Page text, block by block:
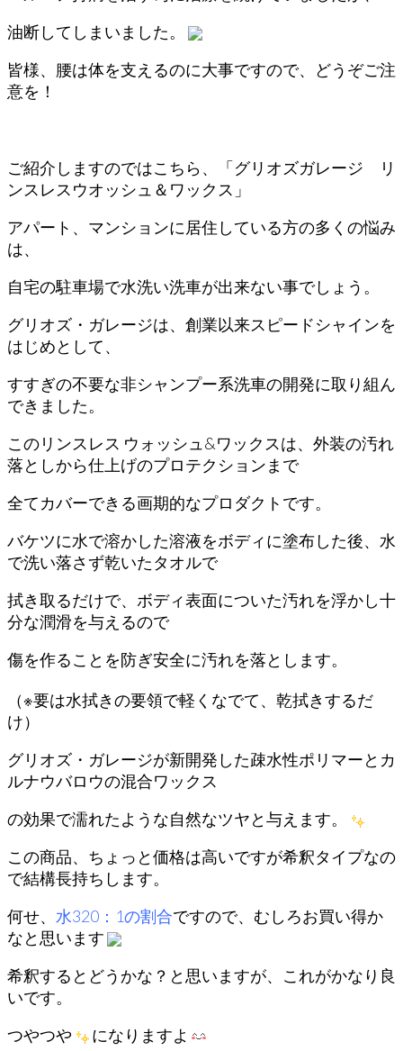
油断してしまいました。
皆様、腰は体を支えるのに大事ですので、どうぞご注
意を！
ご紹介しますのではこちら、「グリオズガレージ リ
ンスレスウオッシュ＆ワックス」
アパート、マンションに居住している方の多くの悩み
は、
自宅の駐車場で水洗い洗車が出来ない事でしょう。
グリオズ・ガレージは、創業以来スピードシャインを
はじめとして、
すすぎの不要な非シャンプー系洗車の開発に取り組ん
できました。
このリンスレス ウォッシュ&ワックスは、外装の汚れ
落としから仕上げのプロテクションまで
全てカバーできる画期的なプロダクトです。
バケツに水で溶かした溶液をボディに塗布した後、水
で洗い落さず乾いたタオルで
拭き取るだけで、ボディ表面についた汚れを浮かし十
分な潤滑を与えるので
傷を作ることを防ぎ安全に汚れを落とします。
（※要は水拭きの要領で軽くなでて、乾拭きするだ
け）
グリオズ・ガレージが新開発した疎水性ポリマーとカ
ルナウバロウの混合ワックス
の効果で濡れたような自然なツヤと与えます。
この商品、ちょっと価格は高いですが希釈タイプなの
で結構長持ちします。
何せ、 水320：1の割合ですので、むしろお買い得か
なと思います
希釈するとどうかな？と思いますが、これがかなり良
いです。
つやつや
になりますよ